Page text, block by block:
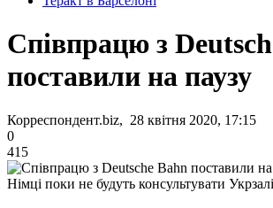
Співпрацю з
поставили на паузу
Корреспондент.biz, 28 квітня 2020, 17:15
0
415
Німці поки не будуть консультувати